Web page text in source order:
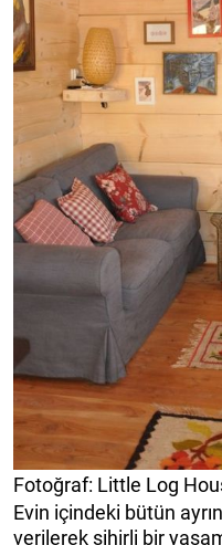
Fotoğraf: Little Log
Evin içindeki bütün
verilerek sihirli bir